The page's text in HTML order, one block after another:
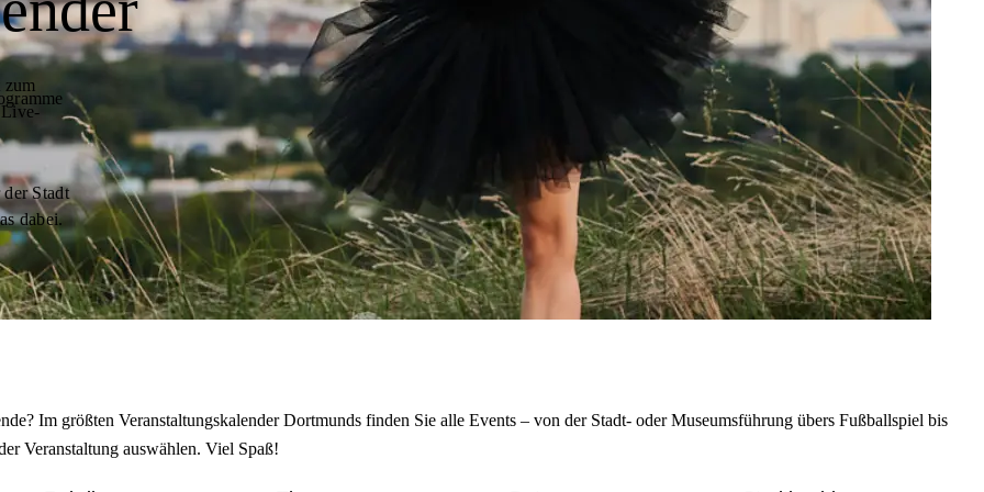
Live-
Stadt
dabei.
Im größten Veranstaltungskalender Dortmunds finden Sie alle Events – von der Stadt- oder Museumsführung übers Fußballspiel bis
Veranstaltung auswählen. Viel Spaß!